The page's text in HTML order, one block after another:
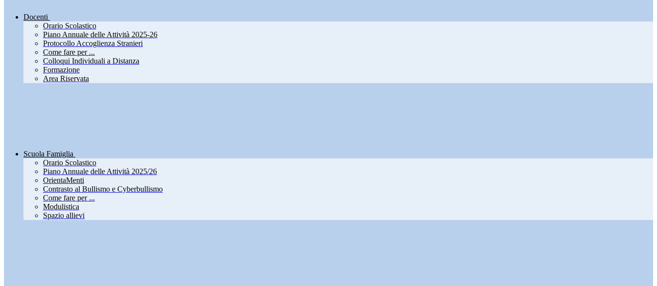
Docenti
Orario Scolastico
Piano Annuale delle Attività 2025-26
Protocollo Accoglienza Stranieri
Come fare per ...
Colloqui Individuali a Distanza
Formazione
Area Riservata
Scuola Famiglia
Orario Scolastico
Piano Annuale delle Attività 2025/26
OrientaMenti
Contrasto al Bullismo e Cyberbullismo
Come fare per ...
Modulistica
Spazio allievi